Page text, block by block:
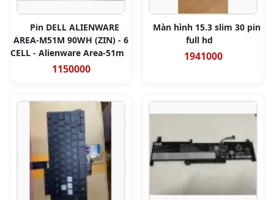
Pin DELL ALIENWARE
AREA-M51M 90WH (ZIN) - 6
CELL - Alienware Area-51m
1150000
Màn hình 15.3 slim 30 pin
full hd
1941000